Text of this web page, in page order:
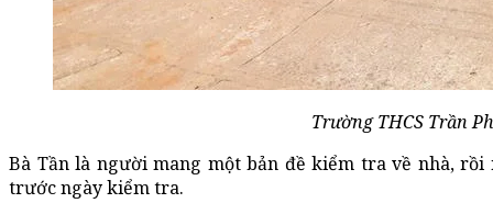
Trường THCS Trần
Bà Tần là người mang một bản đề kiểm tra về nhà,
trước ngày kiểm tra.